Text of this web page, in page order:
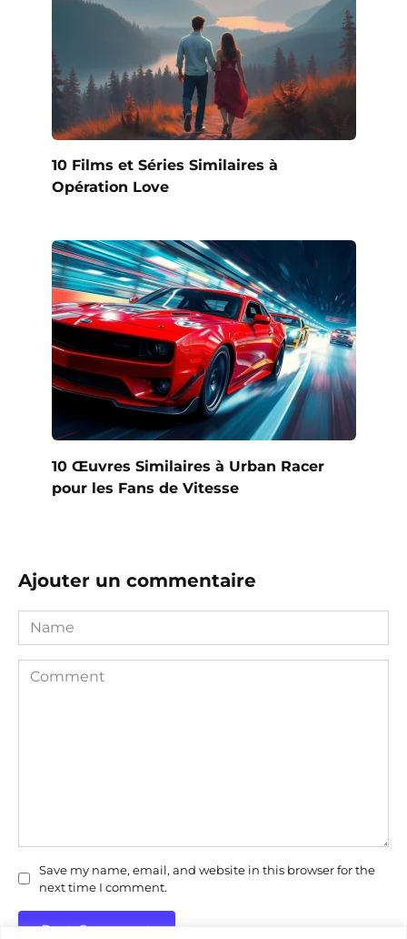
10 Films et Séries Similaires à
Opération Love
10 Œuvres Similaires à Urban Racer
pour les Fans de Vitesse
Ajouter un commentaire
Name
Comment
Save my name, email, and website in this browser for the
next time I comment.